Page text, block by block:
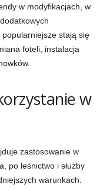
w modyfikacjach, w
stają się
foteli, instalacja
w
zastosowanie w
po leśnictwo i służby
warunkach.